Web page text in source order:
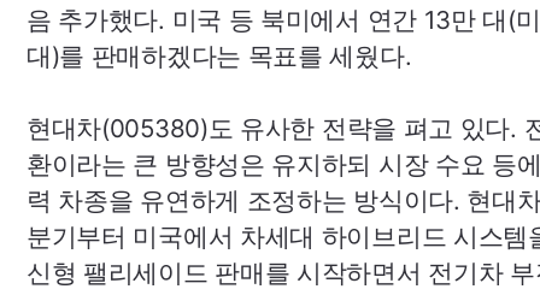
음 추가했다. 미국 등 북미에서 연간 13만 대(
대)를 판매하겠다는 목표를 세웠다.
현대차(005380)도 유사한 전략을 펴고 있다.
환이라는 큰 방향성은 유지하되 시장 수요 등
력 차종을 유연하게 조정하는 방식이다. 현대
분기부터 미국에서 차세대 하이브리드 시스템
신형 팰리세이드 판매를 시작하면서 전기차